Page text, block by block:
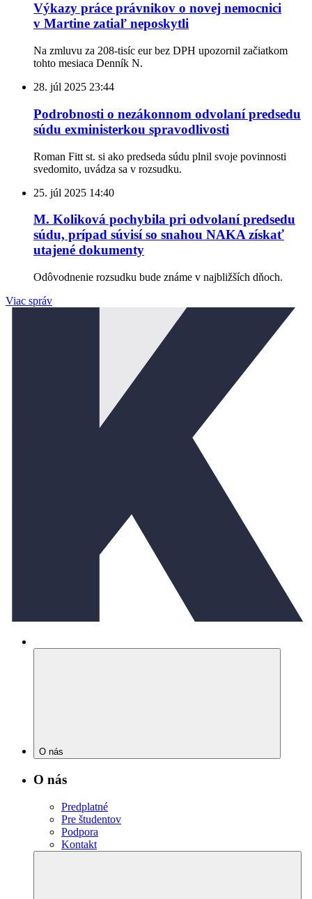
Výkazy práce právnikov o novej nemocnici
v Martine zatiaľ neposkytli
Na zmluvu za 208-tisíc eur bez DPH upozornil začiatkom
tohto mesiaca Denník N.
28. júl 2025 23:44
Podrobnosti o nezákonnom odvolaní predsedu
súdu exministerkou spravodlivosti
Roman Fitt st. si ako predseda súdu plnil svoje povinnosti
svedomito, uvádza sa v rozsudku.
25. júl 2025 14:40
M. Koliková pochybila pri odvolaní predsedu
súdu, prípad súvisí so snahou NAKA získať
utajené dokumenty
Odôvodnenie rozsudku bude známe v najbližších dňoch.
Viac správ
O nás
O nás
Predplatné
Pre študentov
Podpora
Kontakt